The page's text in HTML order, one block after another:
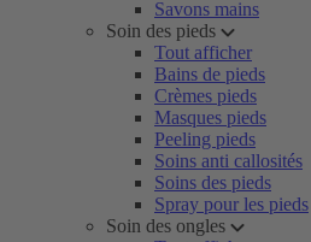
Savons mains
Soin des pieds
Tout afficher
Bains de pieds
Crèmes pieds
Masques pieds
Peeling pieds
Soins anti callosités
Soins des pieds
Spray pour les pieds
Soin des ongles